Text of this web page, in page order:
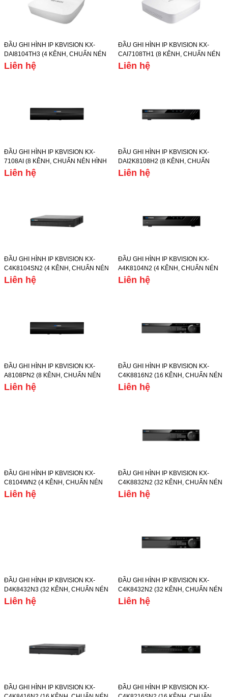
ĐẦU GHI HÌNH IP KBVISION KX-
DAI8104TH3 (4 KÊNH, CHUẨN NÉN
HÌNH ẢNH
H.265+/H.265/H.264+/H.264, Ổ
Liên hệ
ĐẦU GHI HÌNH IP KBVISION KX-
CAI7108TH1 (8 KÊNH, CHUẨN NÉN
HÌNH ẢNH
H.265+/H.265/H.264+/H.264, Ổ
Liên hệ
ĐẦU GHI HÌNH IP KBVISION KX-
7108AI (8 KÊNH, CHUẨN NÉN HÌNH
ẢNH H.265+/H.265, Ổ CỨNG 6TB)
Liên hệ
ĐẦU GHI HÌNH IP KBVISION KX-
DAI2K8108H2 (8 KÊNH, CHUẨN
NÉN HÌNH ẢNH
H.265+/H.265/H.264+/H.264, Ổ
Liên hệ
ĐẦU GHI HÌNH IP KBVISION KX-
C4K8104SN2 (4 KÊNH, CHUẨN NÉN
HÌNH ẢNH
H.265+/H.265/H.264+/H.264, Ổ
Liên hệ
ĐẦU GHI HÌNH IP KBVISION KX-
A4K8104N2 (4 KÊNH, CHUẨN NÉN
HÌNH ẢNH H.265/H.264, Ổ CỨNG
Liên hệ
ĐẦU GHI HÌNH IP KBVISION KX-
A8108PN2 (8 KÊNH, CHUẨN NÉN
HÌNH ẢNH H.265+/H.264+, Ổ CỨNG
Liên hệ
ĐẦU GHI HÌNH IP KBVISION KX-
C4K8816N2 (16 KÊNH, CHUẨN NÉN
HÌNH ẢNH H.265/H.264, Ổ CỨNG
Liên hệ
ĐẦU GHI HÌNH IP KBVISION KX-
C8104WN2 (4 KÊNH, CHUẨN NÉN
HÌNH ẢNH H.264, Ổ CỨNG 4TB)
Liên hệ
ĐẦU GHI HÌNH IP KBVISION KX-
C4K8832N2 (32 KÊNH, CHUẨN NÉN
HÌNH ẢNH H.265/H.264, Ổ CỨNG
Liên hệ
ĐẦU GHI HÌNH IP KBVISION KX-
D4K8432N3 (32 KÊNH, CHUẨN NÉN
HÌNH ẢNH
H.265+/H.265/H.264+/H.264, Ổ
Liên hệ
ĐẦU GHI HÌNH IP KBVISION KX-
C4K8432N2 (32 KÊNH, CHUẨN NÉN
HÌNH ẢNH H.265/H.264, Ổ CỨNG
Liên hệ
ĐẦU GHI HÌNH IP KBVISION KX-
ĐẦU GHI HÌNH IP KBVISION KX-